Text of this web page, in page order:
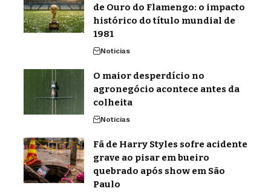
de Ouro do Flamengo: o impacto
histórico do título mundial de
1981
Noticias
O maior desperdício no
agronegócio acontece antes da
colheita
Noticias
Fã de Harry Styles sofre acidente
grave ao pisar em bueiro
quebrado após show em São
Paulo